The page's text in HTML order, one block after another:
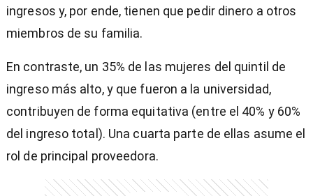
ingresos y, por ende, tienen que pedir dinero a otros
miembros de su familia.
En contraste, un 35% de las mujeres del quintil de
ingreso más alto, y que fueron a la universidad,
contribuyen de forma equitativa (entre el 40% y 60%
del ingreso total). Una cuarta parte de ellas asume el
rol de principal proveedora.